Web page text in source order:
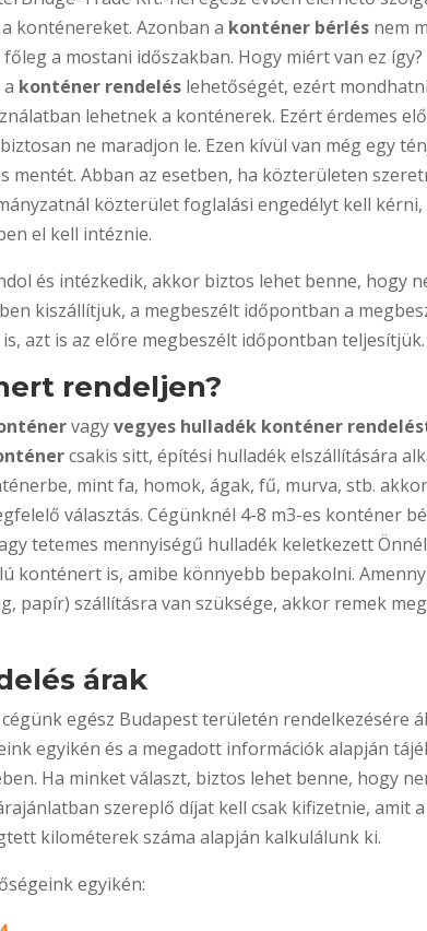
konténereket. Azonban a konténer bérlés nem
a mostani időszakban. Hogy miért van ez
konténer rendelés lehetőségét, ezért
lehetnek a konténerek. Ezért érdemes
ne maradjon le. Ezen kívül van még egy
mentét. Abban az esetben, ha közterületen
közterület foglalási engedélyt kell kérni,
el kell intéznie.
és intézkedik, akkor biztos lehet benne, hogy
kiszállítjuk, a megbeszélt időpontban a
azt is az előre megbeszélt időpontban teljesítjük.
rendeljen?
vagyvegyes hulladék konténer
csakis sitt, építési hulladék elszállítására
mint fa, homok, ágak, fű, murva, stb.
választás. Cégünknél 4-8 m3-es konténer
tetemes mennyiségű hulladék keletkezett
konténert is, amibe könnyebb bepakolni.
papír) szállításra van szüksége, akkor remek
árak
egész Budapest területén rendelkezésére
egyikén és a megadott információk alapján
Ha minket választ, biztos lehet benne, hogy
szereplő díjat kell csak kifizetnie, amit
kilométerek száma alapján kalkulálunk ki.
egyikén: